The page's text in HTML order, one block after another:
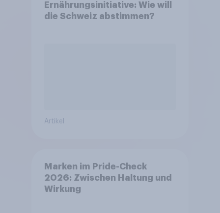
Ernährungsinitiative: Wie will
die Schweiz abstimmen?
Artikel
Marken im Pride-Check
2026: Zwischen Haltung und
Wirkung